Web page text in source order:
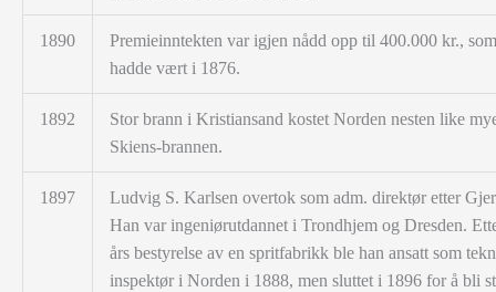
1890
Premieinntekten var igjen nådd opp til 400.000 kr.,
hadde vært i 1876.
1892
Stor brann i Kristiansand kostet Norden nesten like
Skiens-brannen.
1897
Ludvig S. Karlsen overtok som adm. direktør etter
Han var ingeniørutdannet i Trondhjem og Dresden.
års bestyrelse av en spritfabrikk ble han ansatt som
inspektør i Norden i 1888, men sluttet i 1896 for å bli